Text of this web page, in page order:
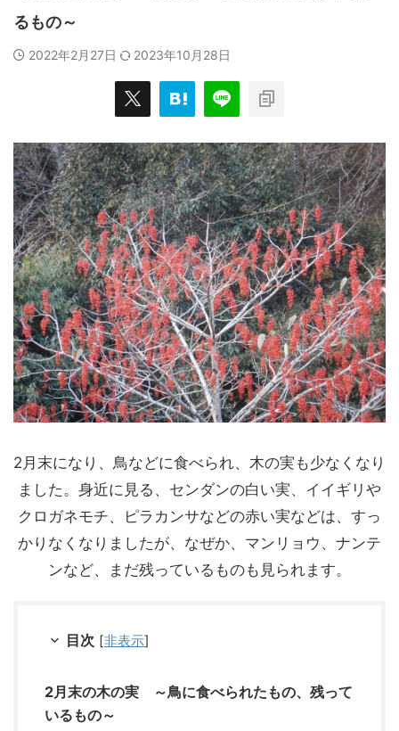
るもの～
2022年2月27日 2023年10月28日
2月末になり、鳥などに食べられ、木の実も少なくなり
ました。身近に見る、センダンの白い実、イイギリや
クロガネモチ、ピラカンサなどの赤い実などは、すっ
かりなくなりましたが、なぜか、マンリョウ、ナンテ
ンなど、まだ残っているものも見られます。
目次 [非表示]
2月末の木の実 ～鳥に食べられたもの、残って
いるもの～